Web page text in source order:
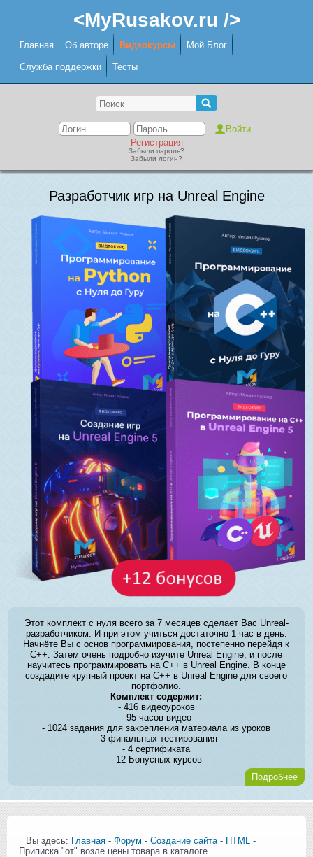
<MyRusakov.ru />
Главная Об авторе Видеокурсы Мой Блог
Служба поддержки Тесты
Регистрация
Забыли пароль?
Забыли логин?
Разработчик игр на Unreal Engine
Этот комплект с нуля всего за 7 месяцев сделает Вас Unreal-
разработчиком. И при этом учиться достаточно 1 час в день.
Начнёте Вы с основ программирования, постепенно перейдя к
C++. Затем очень подробно изучите Unreal Engine, и после
научитесь программировать на C++ в Unreal Engine. В конце
создадите крупный проект на C++ в Unreal Engine для своего
портфолио.
Комплект содержит:
- 416 видеоуроков
- 95 часов видео
- 1024 задания для закрепления материала из уроков
- 3 финальных тестирования
- 4 сертификата
- 12 Бонусных курсов
Подробнее
Вы здесь: Главная - Форум - Создание сайта - HTML -
Приписка "от" возле цены товара в каталоге